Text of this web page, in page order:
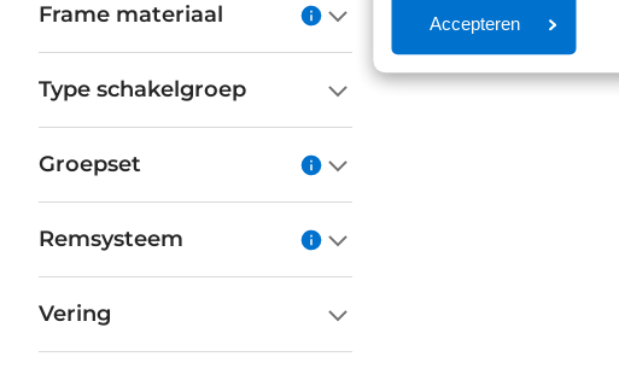
Accepteren
Frame materiaal
Type schakelgroep
Groepset
Remsysteem
Vering